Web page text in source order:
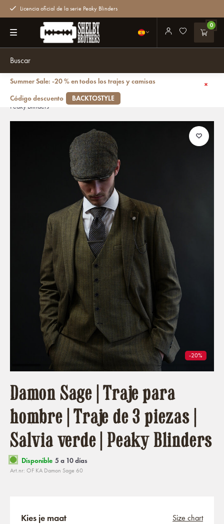
Licencia oficial de la serie Peaky Blinders
0
Summer Sale: -20 % en todos los trajes y camisas
Código descuento
BACKTOSTYLE
Damon Sage | Traje para hombre | Traje de 3 piezas | Salvia verde |
Peaky Blinders
-20%
Damon Sage | Traje para
hombre | Traje de 3 piezas |
Salvia verde | Peaky Blinders
Disponible 5 a 10 días
Art.nr: OF KA Damon Sage 60
Kies je maat Size chart